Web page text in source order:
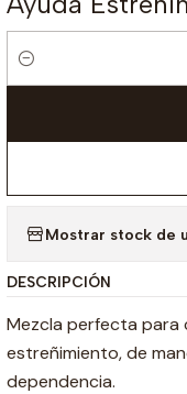
Cantidad
Mostrar stock de
DESCRIPCIÓN
Mezcla perfecta para
estreñimiento, de
dependencia.